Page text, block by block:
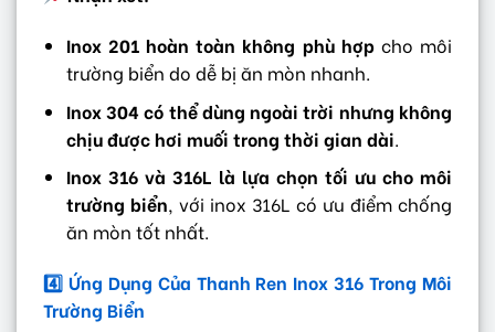
Inox 201 hoàn toàn không phù hợpcho môi
trường biển do dễ bị ăn mòn nhanh.
Inox 304 có thể dùng ngoài trời nhưng không
chịu được hơi muối trong thời gian dài.
Inox 316 và 316L là lựa chọn tối ưu cho môi
trường biển, với inox 316L có ưu điểm chống
ăn mòn tốt nhất.
4️ Ứng Dụng Của Thanh Ren Inox 316 Trong Môi
Trường Biển